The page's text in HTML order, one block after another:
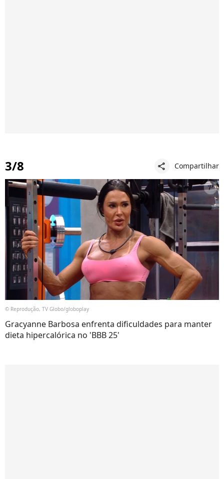
3/8 share Compartilhar
© Reprodução, TV Globo/globoplay
Gracyanne Barbosa enfrenta dificuldades para manter
dieta hipercalórica no 'BBB 25'